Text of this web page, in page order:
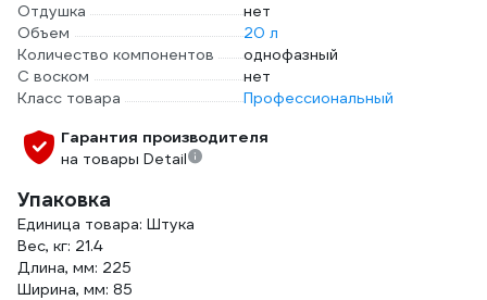
Отдушка
нет
Объем
20 л
Количество компонентов
однофазный
С воском
нет
Класс товара
Профессиональный
Гарантия производителя
на товары Detail
Упаковка
Единица товара: Штука
Вес, кг: 21.4
Длина, мм: 225
Ширина, мм: 85